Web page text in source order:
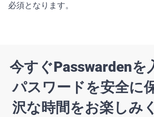
必須となります。
今すぐPasswardenを
パスワードを安全に
沢な時間をお楽しみ